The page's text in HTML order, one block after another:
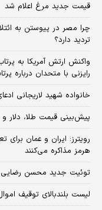
قیمت جدید مرغ اعلام شد
چرا مصر در پیوستن به
تردید دارد؟
واکنش ارتش آمریکا به
رایزنی با متحدان درباره
خانواده شهید لاریجانی
پیش‌بینی قیمت طلا، دلار و سکه
هرمز مذاکره می‌کنند
توئیت جدید محسن رضایی
لیست بلندبالای توقیف